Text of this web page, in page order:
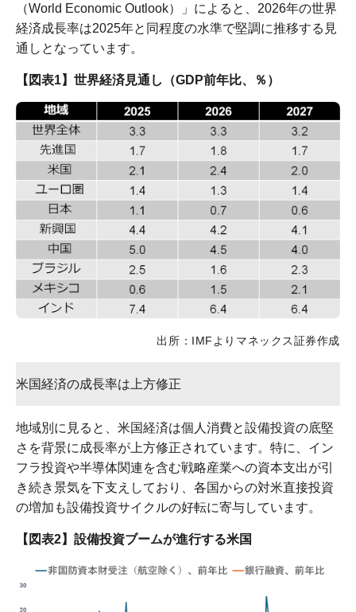
（World Economic Outlook）」によると、2026年の世界
経済成長率は2025年と同程度の水準で堅調に推移する見
通しとなっています。
【図表1】世界経済見通し（GDP前年比、％）
出所：IMFよりマネックス証券作成
米国経済の成長率は上方修正
地域別に見ると、米国経済は個人消費と設備投資の底堅
さを背景に成長率が上方修正されています。特に、イン
フラ投資や半導体関連を含む戦略産業への資本支出が引
き続き景気を下支えしており、各国からの対米直接投資
の増加も設備投資サイクルの好転に寄与しています。
【図表2】設備投資ブームが進行する米国